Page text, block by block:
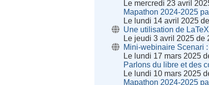
Le mercredi 23 avril
Mapathon 2024-2025
Le lundi 14 avril 2025
Une utilisation de LaTeX
Le jeudi 3 avril 2025 de
Mini-webinaire Scenari
Le lundi 17 mars 2025
Parlons du libre et des
Le lundi 10 mars 2025
Mapathon 2024-2025